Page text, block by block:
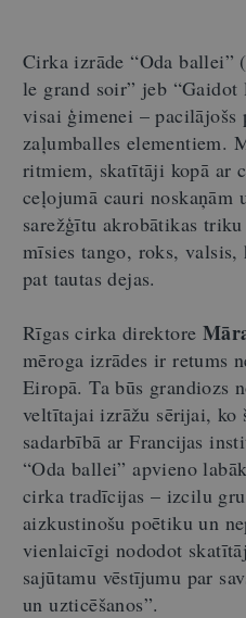
Cirka izrāde “Oda ballei”
le grand soir” jeb
visai ģimenei – pacilājošs
zaļumballes elementiem.
ritmiem, skatītāji kopā ar
ceļojumā cauri noskaņām
sarežģītu akrobātikas
mīsies tango, roks, valsis,
pat tautas dejas.
Rīgas cirka direktore
mēroga izrādes ir retums
Eiropā. Ta būs grandiozs
veltītajai izrāžu sērijai, ko
sadarbībā ar Francijas
“Oda ballei” apvieno
cirka tradīcijas – izcilu
aizkustinošu poētiku un
vienlaicīgi nododot
sajūtamu vēstījumu par
un uzticēšanos”.